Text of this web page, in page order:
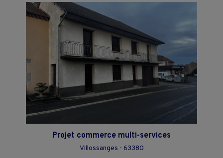
Projet commerce multi-services
Villossanges - 63380